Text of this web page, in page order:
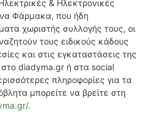
& Ηλεκτρονικές
Φάρμακα, που ήδη
χωριστής συλλογής τους, οι
τους ειδικούς κάδους
και στις εγκαταστάσεις της
diadyma.gr ή στα social
πληροφορίες για τα
μπορείτε να βρείτε στη
.